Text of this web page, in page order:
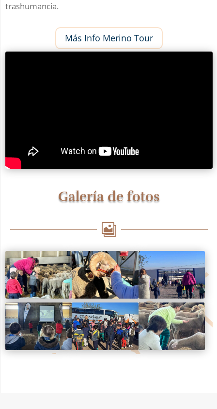
trashumancia.
Más Info Merino Tour
Galería de fotos
